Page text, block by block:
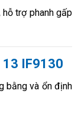
trợ phanh gấp
13 IF9130
bằng và ổn định